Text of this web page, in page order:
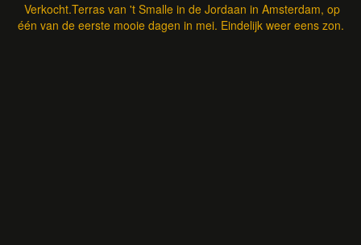
Verkocht.Terras van 't Smalle in de Jordaan in Amsterdam, op
één van de eerste mooie dagen in mei. Eindelijk weer eens zon.